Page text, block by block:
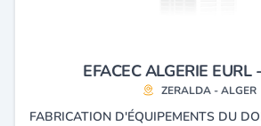
EFACEC ALGERIE EURL
ZERALDA - ALGER